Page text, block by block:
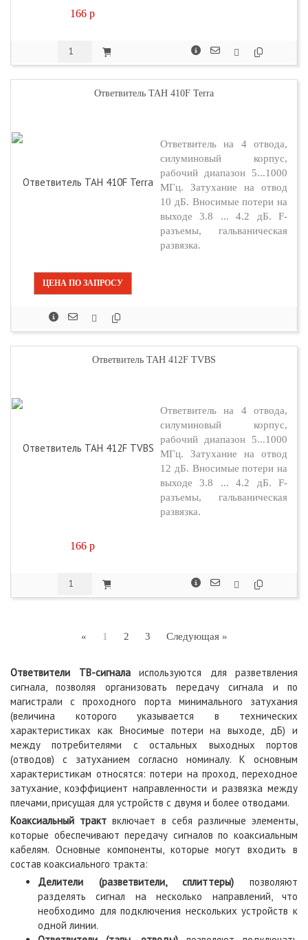
166 p
Ответвитель TAH 410F Terra
ЦЕНА ПО ЗАПРОСУ
Ответвитель на 4 отвода,
силуминовый корпус,
рабочий диапазон 5...1000
МГц. Затухание на отвод
10 дБ. Вносимые потери на
выходе 3.8 ... 4.2 дБ. F-
разъемы, гальваническая
развязка.
Ответвитель TAH 412F TVBS
166 p
Ответвитель на 4 отвода,
силуминовый корпус,
рабочий диапазон 5...1000
МГц. Затухание на отвод
12 дБ. Вносимые потери на
выходе 3.8 ... 4.2 дБ. F-
разъемы, гальваническая
развязка.
«Previous
1 2 3 Следующая »Next
Ответвители ТВ-сигналаиспользуются для разветвления
сигнала, позволяя организовать передачу сигнала и по
магистрали с проходного порта минимального затухания
(величина которого указывается в технических
характеристиках как Вносимые потери на выходе, дБ) и
между потребителями с остальных выходных портов
(отводов) с затуханием согласно номиналу. К основным
характеристикам относятся: потери на проход, переходное
затухание, коэффициент направленности и развязка между
плечами, присущая для устройств с двумя и более отводами.
Коаксиальный тракт включает в себя различные элементы,
которые обеспечивают передачу сигналов по коаксиальным
кабелям. Основные компоненты, которые могут входить в
состав коаксиального тракта:
Делители (разветвители, сплиттеры) позволяют
разделять сигнал на несколько направлений, что
необходимо для подключения нескольких устройств к
одной линии.